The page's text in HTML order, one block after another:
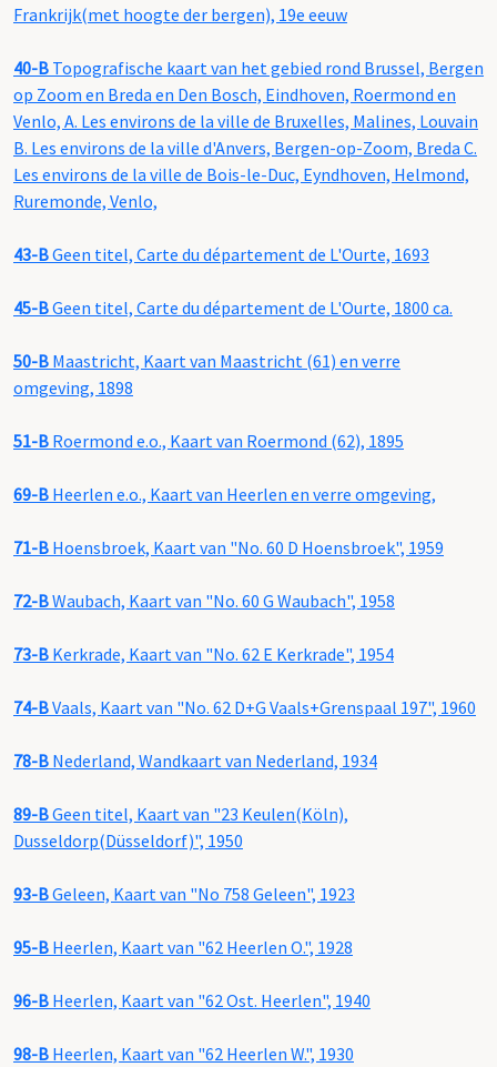
Frankrijk(met hoogte der bergen), 19e eeuw
40-B Topografische kaart van het gebied rond Brussel, Bergen
op Zoom en Breda en Den Bosch, Eindhoven, Roermond en
Venlo, A. Les environs de la ville de Bruxelles, Malines, Louvain
B. Les environs de la ville d'Anvers, Bergen-op-Zoom, Breda C.
Les environs de la ville de Bois-le-Duc, Eyndhoven, Helmond,
Ruremonde, Venlo,
43-BGeen titel, Carte du département de L'Ourte, 1693
45-BGeen titel, Carte du département de L'Ourte, 1800 ca.
50-B Maastricht, Kaart van Maastricht (61) en verre
omgeving, 1898
51-B Roermond e.o., Kaart van Roermond (62), 1895
69-B Heerlen e.o., Kaart van Heerlen en verre omgeving,
71-B Hoensbroek, Kaart van "No. 60 D Hoensbroek", 1959
72-BWaubach, Kaart van "No. 60 G Waubach", 1958
73-B Kerkrade, Kaart van "No. 62 E Kerkrade", 1954
74-BVaals, Kaart van "No. 62 D+G Vaals+Grenspaal 197", 1960
78-B Nederland, Wandkaart van Nederland, 1934
89-BGeen titel, Kaart van "23 Keulen(Köln),
Dusseldorp(Düsseldorf)", 1950
93-BGeleen, Kaart van "No 758 Geleen", 1923
95-B Heerlen, Kaart van "62 Heerlen O.", 1928
96-B Heerlen, Kaart van "62 Ost. Heerlen", 1940
98-B Heerlen, Kaart van "62 Heerlen W.", 1930